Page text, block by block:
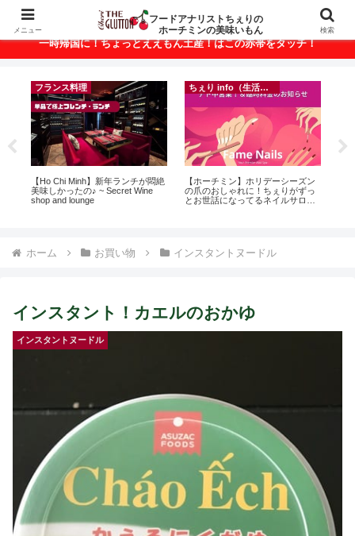
ベトナム・ホーチミンの美味いもんが満載！
一時帰国に！ちょっとええもん土産！はこの赤帯をタッチ！
フランス料理
【Ho Chi Minh】新年ランチが悶絶
美味しかったの♪ ~ Secret Wine
shop and lounge
ちぇり info（生活情報）
【ホーチミン】ホリデーシーズン
の爪のおしゃれに！ちぇりがずっ
とお世話になってるネイルサロン
ホーム お買い物 インスタントヌードル
インスタント！カエルのおかゆ
インスタントヌードル
メニュー
フードアナリストちぇりの
ホーチミンの美味いもん
検索